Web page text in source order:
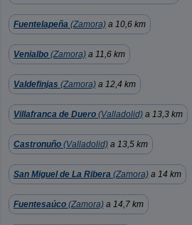
Fuentelapeña (Zamora) a 10,6 km
Venialbo (Zamora) a 11,6 km
Valdefinjas (Zamora) a 12,4 km
Villafranca de Duero (Valladolid) a 13,3 km
Castronuño (Valladolid) a 13,5 km
San Miguel de La Ribera (Zamora) a 14 km
Fuentesaúco (Zamora) a 14,7 km